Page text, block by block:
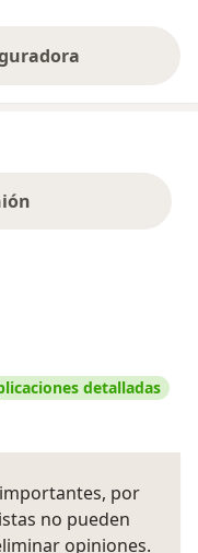
detalladas
por
no pueden
opiniones.